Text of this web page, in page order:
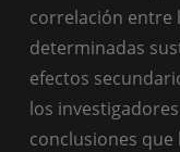
correlación entre
determinadas
efectos
los
conclusiones